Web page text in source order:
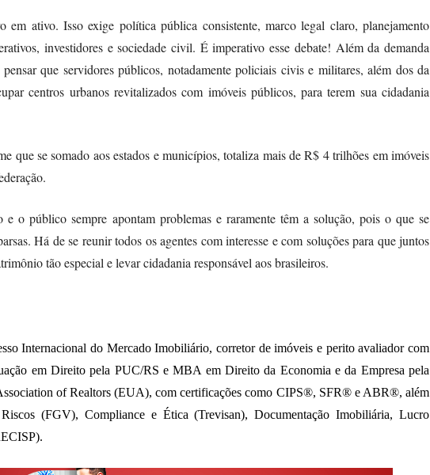
em ativo. Isso exige política pública consistente, marco legal claro, planejamento
investidores e sociedade civil. É imperativo esse debate! Além da demanda
que servidores públicos, notadamente policiais civis e militares, além dos da
centros urbanos revitalizados com imóveis públicos, para terem sua cidadania
que se somado aos estados e municípios, totaliza mais de R$ 4 trilhões em imóveis
o público sempre apontam problemas e raramente têm a solução, pois o que se
Há de se reunir todos os agentes com interesse e com soluções para que juntos
tão especial e levar cidadania responsável aos brasileiros.
Internacional do Mercado Imobiliário, corretor de imóveis e perito avaliador com
em Direito pela PUC/RS e MBA em Direito da Economia e da Empresa pela
of Realtors (EUA), com certificações como CIPS®, SFR® e ABR®, além
(FGV), Compliance e Ética (Trevisan), Documentação Imobiliária, Lucro